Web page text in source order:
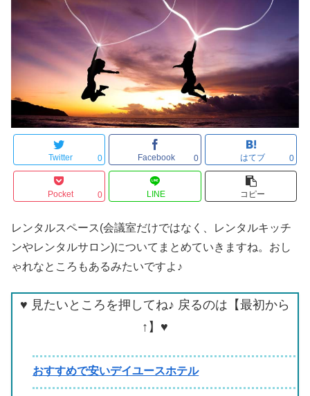
Twitter 0 Facebook 0 はてブ 0
Pocket 0 LINE コピー
レンタルスペース(会議室だけではなく、レンタルキッチ
ンやレンタルサロン)についてまとめていきますね。おし
ゃれなところもあるみたいですよ♪
♥ 見たいところを押してね♪ 戻るのは【最初から
↑】♥
おすすめで安いデイユースホテル